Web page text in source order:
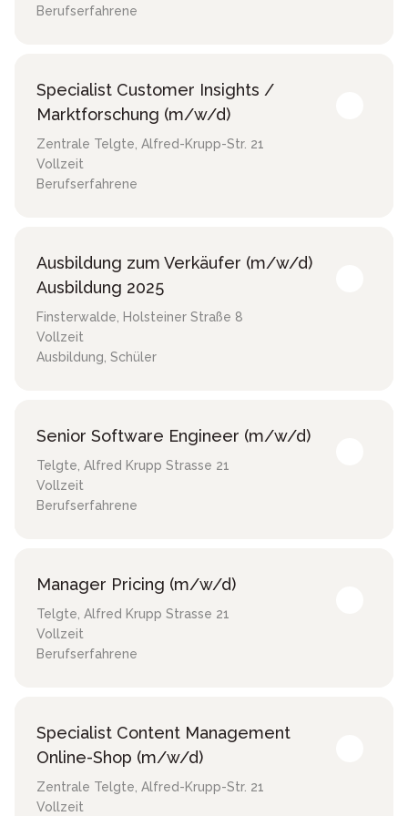
Berufserfahrene
Specialist Customer Insights /
Marktforschung (m/w/d)
Zentrale Telgte, Alfred-Krupp-Str. 21
Vollzeit
Berufserfahrene
Ausbildung zum Verkäufer (m/w/d)
Ausbildung 2025
Finsterwalde, Holsteiner Straße 8
Vollzeit
Ausbildung, Schüler
Senior Software Engineer (m/w/d)
Telgte, Alfred Krupp Strasse 21
Vollzeit
Berufserfahrene
Manager Pricing (m/w/d)
Telgte, Alfred Krupp Strasse 21
Vollzeit
Berufserfahrene
Specialist Content Management
Online-Shop (m/w/d)
Zentrale Telgte, Alfred-Krupp-Str. 21
Vollzeit